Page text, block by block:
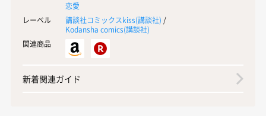
恋愛
レーベル
講談社コミックスkiss(講談社) /
Kodansha comics(講談社)
関連商品
新着関連ガイド